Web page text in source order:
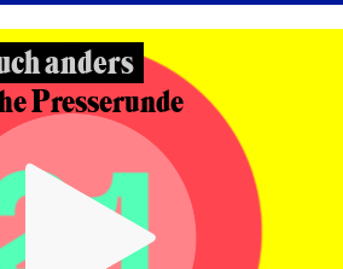
anders
Presserunde